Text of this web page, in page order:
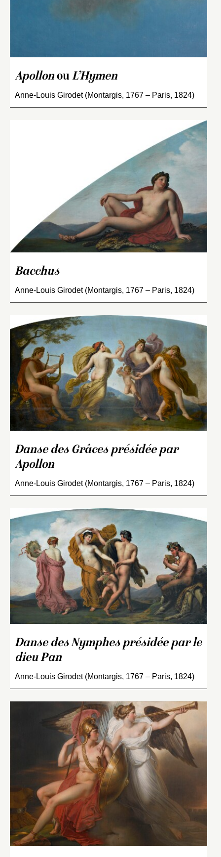
Apollonou L’Hymen
Anne-Louis Girodet (Montargis, 1767 – Paris, 1824)
Bacchus
Anne-Louis Girodet (Montargis, 1767 – Paris, 1824)
Danse des Grâces présidée par
Apollon
Anne-Louis Girodet (Montargis, 1767 – Paris, 1824)
Danse des Nymphes présidée par le
dieu Pan
Anne-Louis Girodet (Montargis, 1767 – Paris, 1824)